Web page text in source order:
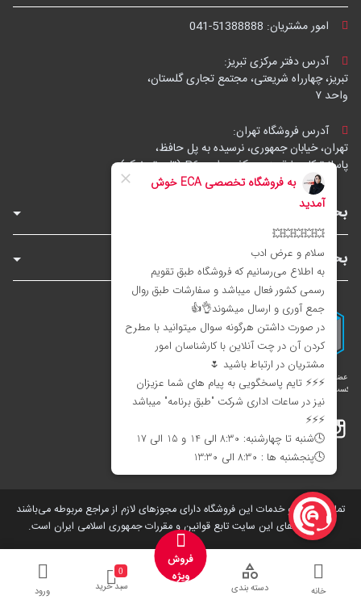
امور مشتریان: 041-51388888
آدرس دفتر مرکزی تبریز:
تبریز، چهارراه شریعتی، مجتمع تجاری گلستان،
واحد ۷
آدرس فروشگاه تهران:
تهران، خیابان جمهوری، نرسیده به پل حافظ،
پاساژ توکل، طبقه زیرهمکف، واحد B6 (تاپ ترونیک)
بخش‌های فروشگاه
بخش‌های سایت
اینستاگرام
تمامی کالاها و خدمات این فروشگاه دارای مجوز‌های لازم از مراجع مربوطه می‌باشند
و فعالیت های این سایت تابع قوانین و مقررات جمهوری اسلامی ایران است.
خانه دسته بندی
فروش
ویژه
0
سبد خرید ورود